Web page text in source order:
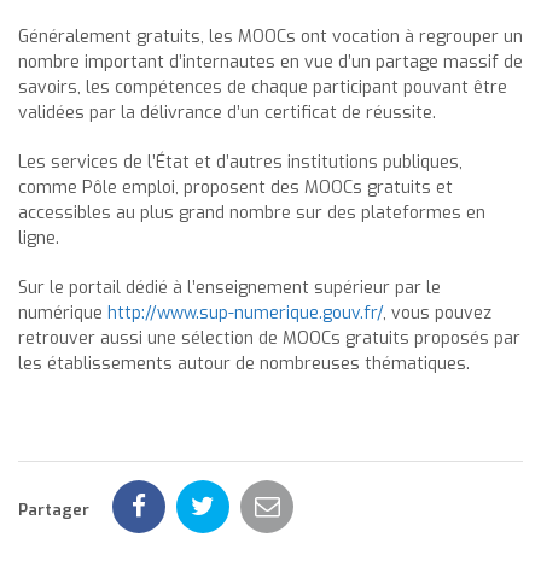
Généralement gratuits, les MOOCs ont vocation à regrouper un
nombre important d’internautes en vue d’un partage massif de
savoirs, les compétences de chaque participant pouvant être
validées par la délivrance d’un certificat de réussite.
Les services de l’État et d’autres institutions publiques,
comme Pôle emploi, proposent des MOOCs gratuits et
accessibles au plus grand nombre sur des plateformes en
ligne.
Sur le portail dédié à l’enseignement supérieur par le
numérique http://www.sup-numerique.gouv.fr/, vous pouvez
retrouver aussi une sélection de MOOCs gratuits proposés par
les établissements autour de nombreuses thématiques.
Partager